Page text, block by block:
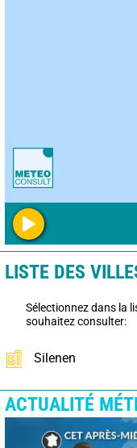
LISTE DES
Sélectionnez dans la
souhaitez consulter:
Silenen
ACTUALITÉ